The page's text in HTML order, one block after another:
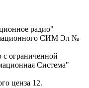
радио"
СИМ Эл №
с ограниченной
Система"
ценза 12.